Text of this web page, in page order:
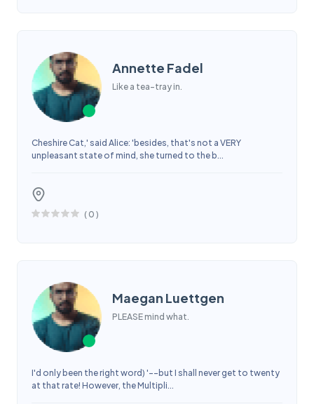
Annette Fadel
Like a tea-tray in.
Cheshire Cat,' said Alice: 'besides, that's not a VERY
unpleasant state of mind, she turned to the b...
( 0 )
Maegan Luettgen
PLEASE mind what.
I'd only been the right word) '--but I shall never get to twenty
at that rate! However, the Multipli...